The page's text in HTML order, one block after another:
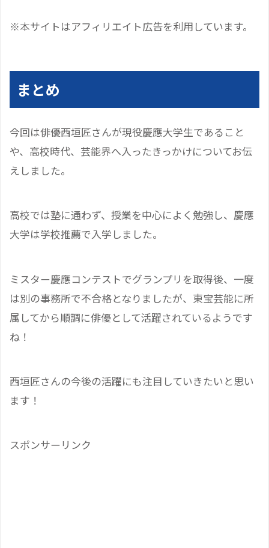
※本サイトはアフィリエイト広告を利用しています。
まとめ
今回は俳優西垣匠さんが現役慶應大学生であること
や、高校時代、芸能界へ入ったきっかけについてお伝
えしました。
高校では塾に通わず、授業を中心によく勉強し、慶應
大学は学校推薦で入学しました。
ミスター慶應コンテストでグランプリを取得後、一度
は別の事務所で不合格となりましたが、東宝芸能に所
属してから順調に俳優として活躍されているようです
ね！
西垣匠さんの今後の活躍にも注目していきたいと思い
ます！
スポンサーリンク